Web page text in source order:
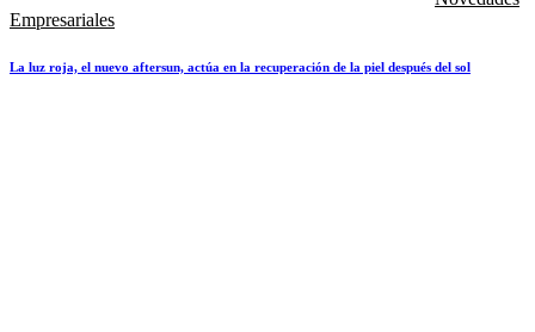
Empresariales
La luz roja, el nuevo aftersun, actúa en la recuperación de la piel después del sol